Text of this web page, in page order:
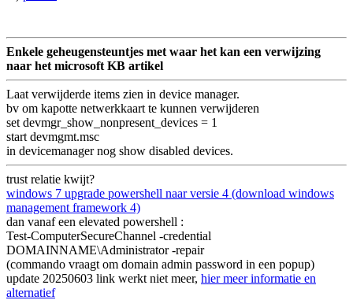
Enkele geheugensteuntjes met waar het kan een verwijzing
naar het microsoft KB artikel
Laat verwijderde items zien in device manager.
bv om kapotte netwerkkaart te kunnen verwijderen
set devmgr_show_nonpresent_devices = 1
start devmgmt.msc
in devicemanager nog show disabled devices.
trust relatie kwijt?
windows 7 upgrade powershell naar versie 4 (download windows
management framework 4)
dan vanaf een elevated powershell :
Test-ComputerSecureChannel -credential
DOMAINNAME\Administrator -repair
(commando vraagt om domain admin password in een popup)
update 20250603 link werkt niet meer, hier meer informatie en
alternatief